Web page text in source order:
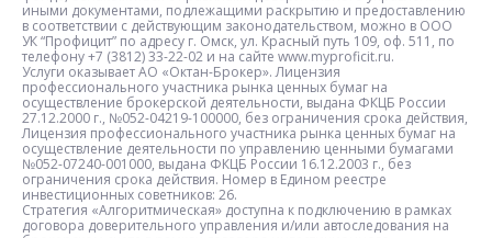
иными документами, подлежащими раскрытию и предоставлению
в соответствии с действующим законодательством, можно в ООО
УК “Профицит” по адресу г. Омск, ул. Красный путь 109, оф. 511, по
телефону +7 (3812) 33-22-02 и на сайте www.myproficit.ru.
Услуги оказывает АО «Октан-Брокер». Лицензия
профессионального участника рынка ценных бумаг на
осуществление брокерской деятельности, выдана ФКЦБ России
27.12.2000 г., №052-04219-100000, без ограничения срока действия,
Лицензия профессионального участника рынка ценных бумаг на
осуществление деятельности по управлению ценными бумагами
№052-07240-001000, выдана ФКЦБ России 16.12.2003 г., без
ограничения срока действия. Номер в Едином реестре
инвестиционных советников: 26.
Стратегия «Алгоритмическая» доступна к подключению в рамках
договора доверительного управления и/или автоследования на